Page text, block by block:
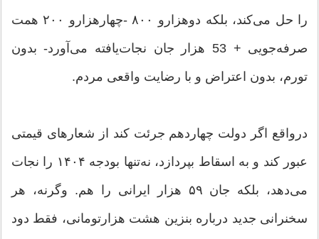
را حل می‌کند، بلکه دوهزارو ۸۰۰ -چهارهزارو ۲۰۰ همت
صرفه‌جویی + 53 هزار جان نجات‌یافته می‌آورد- بدون
تورم، بدون اعتراض و با رضایت واقعی مردم.
درواقع اگر دولت چهاردهم جرئت کند از شعارهای قیمتی
عبور کند و به اسقاط بپردازد، نه‌تنها بودجه ۱۴۰۴ را نجات
می‌دهد، بلکه جان ۵۹ هزار ایرانی را هم. وگرنه، هر
سخنرانی جدید درباره بنزین هشت هزارتومانی، فقط دود